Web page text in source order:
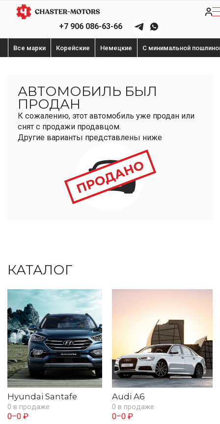
+7 906 086-63-66
Все марки Корейские Немецкие С минимальной
АВТОМОБИЛЬ БЫЛ
ПРОДАН
К сожалению, этот автомобиль уже продан или
снят с продажи продавцом.
Другие варианты представлены ниже
КАТАЛОГ
Hyundai Santafe
0 в продаже
0–0 ₽
Audi A6
0 в продаже
0–0 ₽